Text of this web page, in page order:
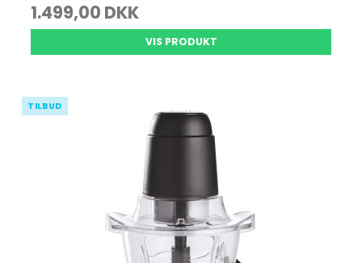
1.499,00 DKK
VIS PRODUKT
TILBUD